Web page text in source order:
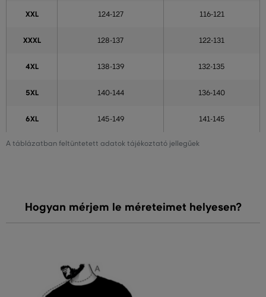
A táblázatban feltüntetett adatok tájékoztató jellegűek
XXL 124-127 116-121
XXXL 128-137 122-131
4XL 138-139 132-135
5XL 140-144 136-140
6XL 145-149 141-145
Hogyan mérjem le méreteimet helyesen?